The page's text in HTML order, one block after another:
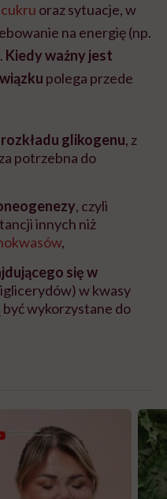
cukru oraz sytuacje, w
na energię (np.
Kiedy ważny jest
polega przede
rozkładu glikogenu, z
potrzebna do
, czyli
innych niż
,
się w
w kwasy
wykorzystane do